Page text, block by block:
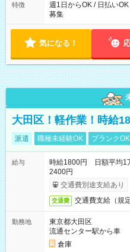
特徴
週1日からOK / 日払い
募集
気になる！
大田区！軽作業！時給
派遣 職種未経験OK ブランクOK
給与
時給1800円 日額平均1
2400円
交通費別途支給あり
交通費 交通費支給（規
勤務地
東京都大田区
流通センター駅から車
倉庫